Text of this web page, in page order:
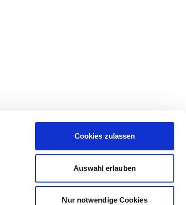
Cookies zulassen
Auswahl erlauben
Nur notwendige Cookies